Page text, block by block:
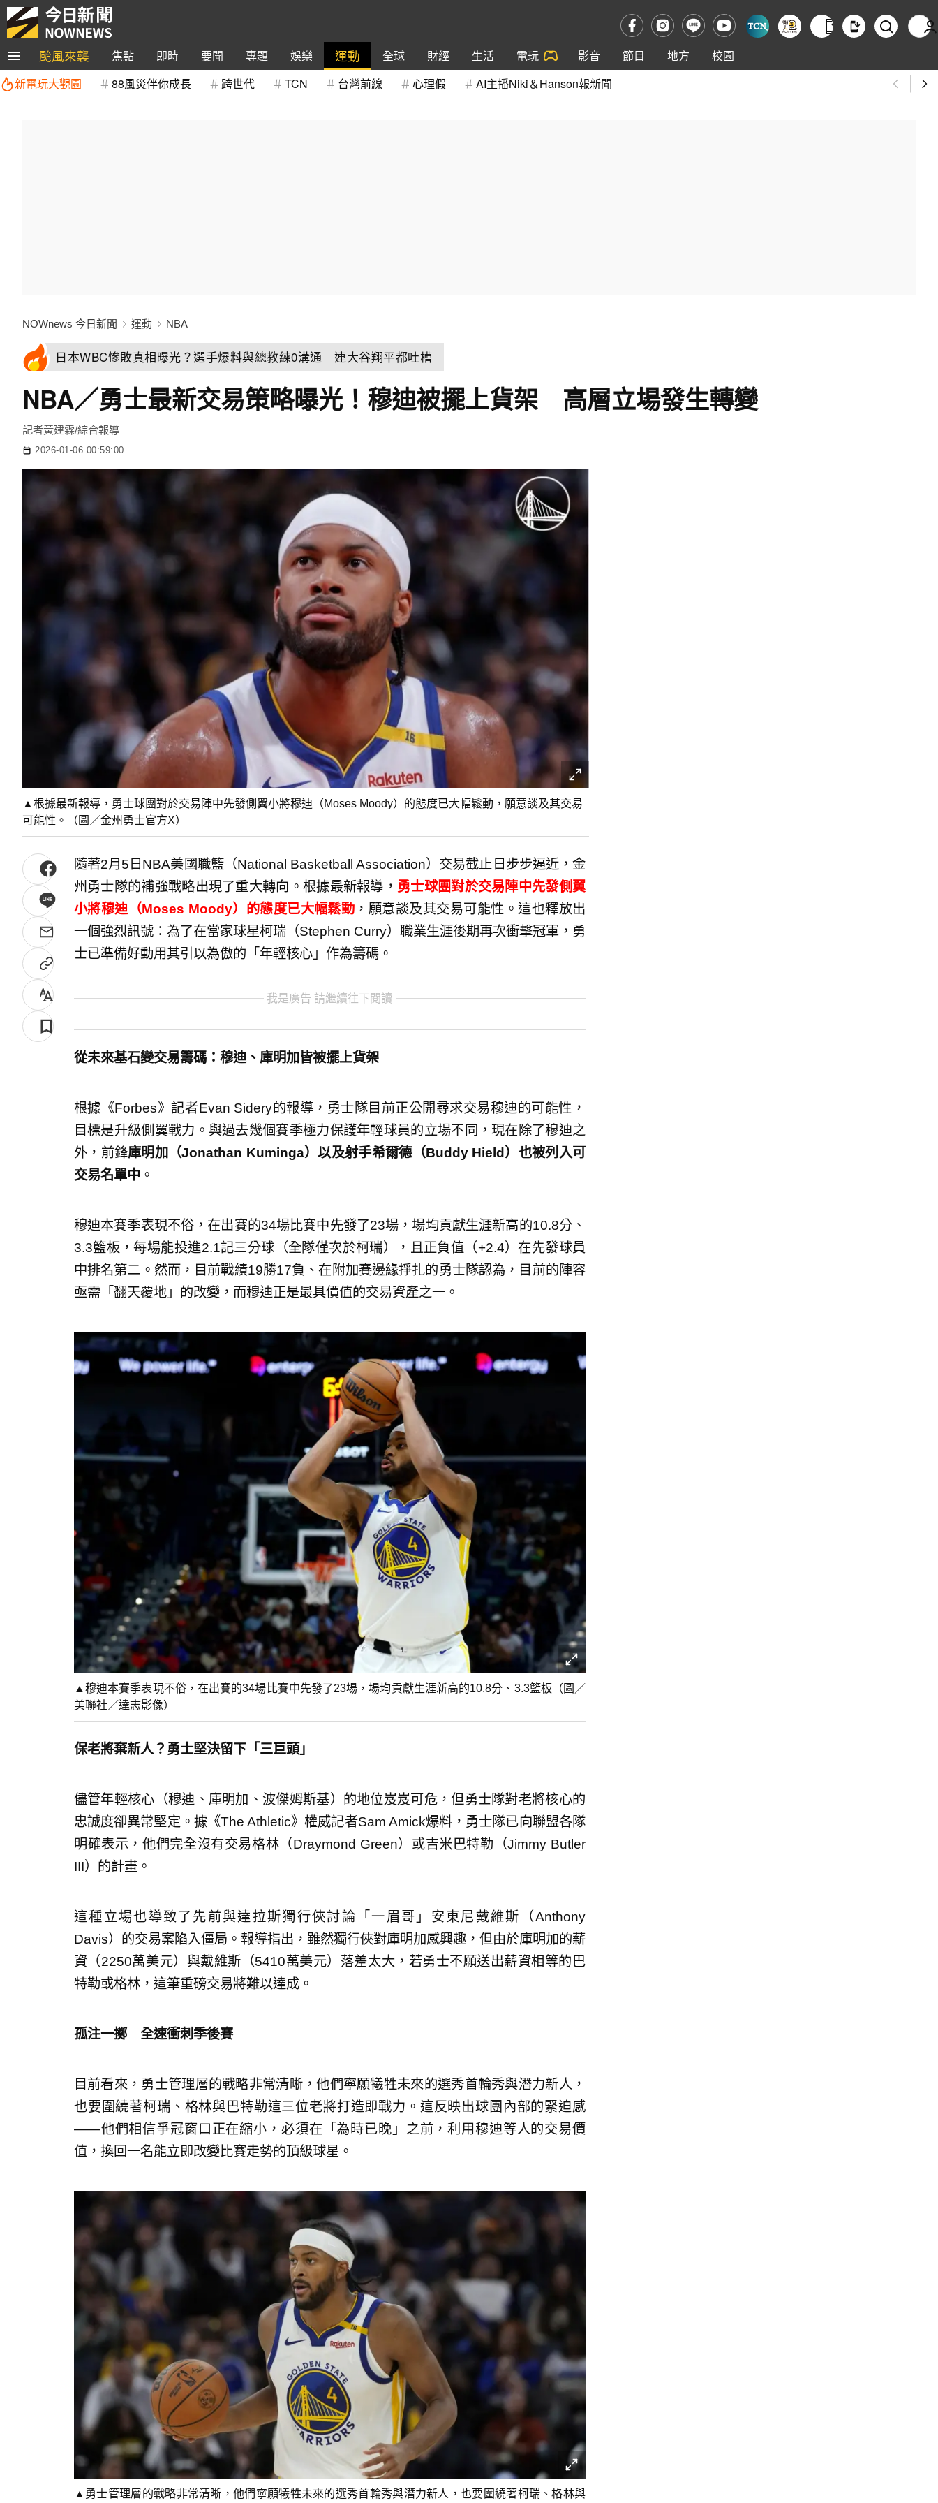
颱風來襲 焦點 即時 要聞 專題 娛樂 運動 全球 財經 生活 電玩 影音 節目 地方
校園
新電玩大觀園
88風災伴你成長 跨世代 TCN 台灣前線 心理假 AI主播Niki＆Hanson報新聞
NOWnews 今日新聞 運動 NBA
日本WBC慘敗真相曝光？選手爆料與總教練0溝通 連大谷翔平都吐槽
NBA／勇士最新交易策略曝光！穆迪被擺上貨架 高層立場發生轉變
記者黃建霖/綜合報導
2026-01-06 00:59:00
▲根據最新報導，勇士球團對於交易陣中先發側翼小將穆迪（Moses Moody）的態度已大幅鬆動，願意談及其交易
可能性。（圖／金州勇士官方X）
隨著2月5日NBA美國職籃（National Basketball Association）交易截止日步步逼近，金
州勇士隊的補強戰略出現了重大轉向。根據最新報導， 勇士球團對於交易陣中先發側翼
小將穆迪（Moses Moody）的態度已大幅鬆動 ，願意談及其交易可能性。這也釋放出
一個強烈訊號：為了在當家球星柯瑞（Stephen Curry）職業生涯後期再次衝擊冠軍，勇
士已準備好動用其引以為傲的「年輕核心」作為籌碼。
我是廣告 請繼續往下閱讀
從未來基石變交易籌碼：穆迪、庫明加皆被擺上貨架
根據《Forbes》記者Evan Sidery的報導，勇士隊目前正公開尋求交易穆迪的可能性，
目標是升級側翼戰力。與過去幾個賽季極力保護年輕球員的立場不同，現在除了穆迪之
外，前鋒庫明加（Jonathan Kuminga）以及射手希爾德（Buddy Hield）也被列入可
交易名單中。
穆迪本賽季表現不俗，在出賽的34場比賽中先發了23場，場均貢獻生涯新高的10.8分、
3.3籃板，每場能投進2.1記三分球（全隊僅次於柯瑞），且正負值（+2.4）在先發球員
中排名第二。然而，目前戰績19勝17負、在附加賽邊緣掙扎的勇士隊認為，目前的陣容
亟需「翻天覆地」的改變，而穆迪正是最具價值的交易資產之一。
▲穆迪本賽季表現不俗，在出賽的34場比賽中先發了23場，場均貢獻生涯新高的10.8分、3.3籃板（圖／
美聯社／達志影像）
保老將棄新人？勇士堅決留下「三巨頭」
儘管年輕核心（穆迪、庫明加、波傑姆斯基）的地位岌岌可危，但勇士隊對老將核心的
忠誠度卻異常堅定。據《The Athletic》權威記者Sam Amick爆料，勇士隊已向聯盟各隊
明確表示，他們完全沒有交易格林（Draymond Green）或吉米巴特勒（Jimmy Butler
III）的計畫。
這種立場也導致了先前與達拉斯獨行俠討論「一眉哥」安東尼戴維斯（Anthony
Davis）的交易案陷入僵局。報導指出，雖然獨行俠對庫明加感興趣，但由於庫明加的薪
資（2250萬美元）與戴維斯（5410萬美元）落差太大，若勇士不願送出薪資相等的巴
特勒或格林，這筆重磅交易將難以達成。
孤注一擲 全速衝刺季後賽
目前看來，勇士管理層的戰略非常清晰，他們寧願犧牲未來的選秀首輪秀與潛力新人，
也要圍繞著柯瑞、格林與巴特勒這三位老將打造即戰力。這反映出球團內部的緊迫感
——他們相信爭冠窗口正在縮小，必須在「為時已晚」之前，利用穆迪等人的交易價
值，換回一名能立即改變比賽走勢的頂級球星。
▲勇士管理層的戰略非常清晰，他們寧願犧牲未來的選秀首輪秀與潛力新人，也要圍繞著柯瑞、格林與